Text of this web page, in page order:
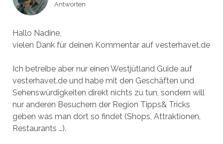
Antworten
Hallo Nadine,
vielen Dank für deinen Kommentar auf vesterhavet.de
Ich betreibe aber nur einen Westjütland Guide auf
vesterhavet.de und habe mit den Geschäften und
Sehenswürdigkeiten direkt nichts zu tun, sondern will
nur anderen Besuchern der Region Tipps& Tricks
geben was man dort so findet (Shops, Attraktionen,
Restaurants …).